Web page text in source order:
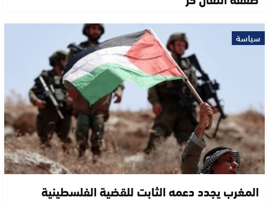
سياسة
المغرب يجدد دعمه الثابت للقضية الفلسطينية